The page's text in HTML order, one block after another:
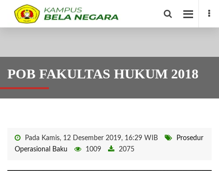
POB FAKULTAS HUKUM 2018
Pada Kamis, 12 Desember 2019, 16:29 WIB
Prosedur
Operasional Baku
1009 2075